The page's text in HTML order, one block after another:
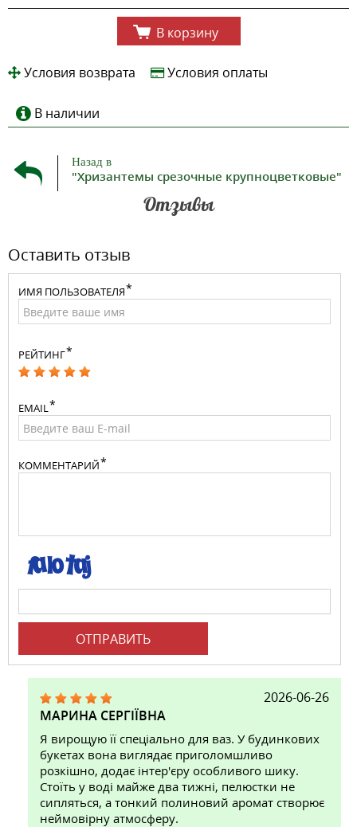
В корзину
Условия возврата Условия оплаты
В наличии
Назад в
"Хризантемы срезочные крупноцветковые"
Отзывы
Оставить отзыв
ИМЯ ПОЛЬЗОВАТЕЛЯ
РЕЙТИНГ
EMAIL
КОММЕНТАРИЙ
ОТПРАВИТЬ
2026-06-26
МАРИНА СЕРГІЇВНА
Я вирощую її спеціально для ваз. У будинкових
букетах вона виглядає приголомшливо
розкішно, додає інтер'єру особливого шику.
Стоїть у воді майже два тижні, пелюстки не
сипляться, а тонкий полиновий аромат створює
неймовірну атмосферу.